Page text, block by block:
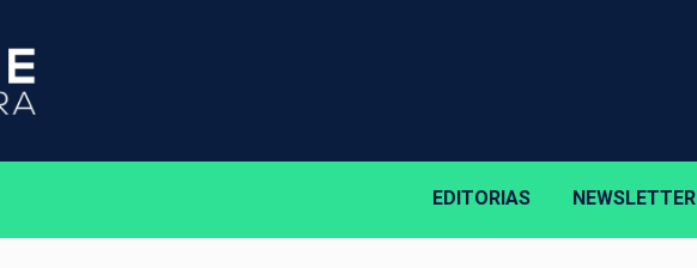
EDITORIAS NEWSLETTER